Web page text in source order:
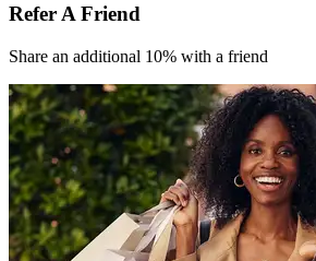
Refer A Friend​
Share an additional 10% with a friend